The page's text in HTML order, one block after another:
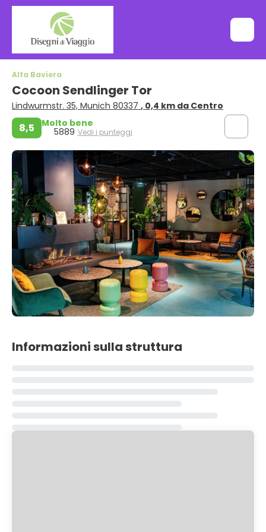
Alta Baviera
Cocoon Sendlinger Tor
Lindwurmstr. 35, Munich 80337 , 0,4 km da Centro
8,5 Molto bene
5889 Vedi i punteggi
Informazioni sulla struttura